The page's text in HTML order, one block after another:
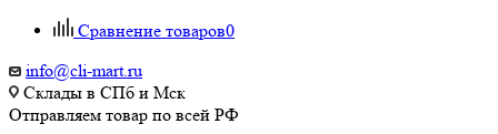
Сравнение товаров0
info@cli-mart.ru
Склады в СПб и Мск
Отправляем товар по всей РФ